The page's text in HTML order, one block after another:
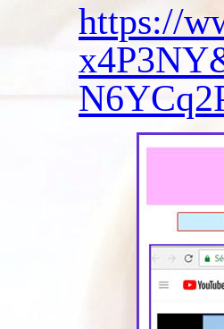
https://